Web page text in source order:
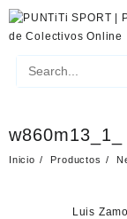
w860m13_1_
Inicio Productos
Luis